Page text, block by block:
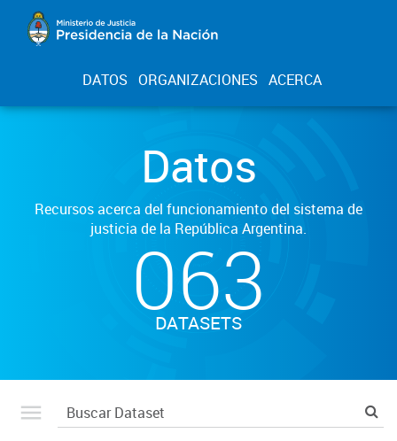
DATOS ORGANIZACIONES ACERCA
Datos
Recursos acerca del funcionamiento del sistema de
justicia de la República Argentina.
063
DATASETS